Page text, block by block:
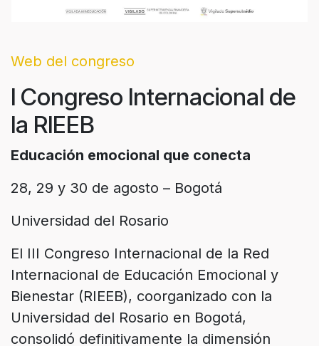
Web del congreso
I Congreso Internacional de
la RIEEB
Educación emocional que conecta
28, 29 y 30 de agosto – Bogotá
Universidad del Rosario
El III Congreso Internacional de la Red
Internacional de Educación Emocional y
Bienestar (RIEEB), coorganizado con la
Universidad del Rosario en Bogotá,
consolidó definitivamente la dimensión